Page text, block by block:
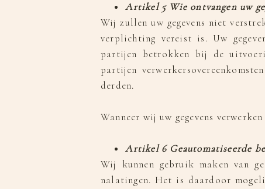
Artikel 5 Wie ontvangen uw
Wij zullen uw gegevens niet
verplichting vereist is. Uw
partijen betrokken bij de
partijen
derden.
Wanneer wij uw gegevens
Artikel 6 Geautomatiseerde
Wij kunnen gebruik maken van
nalatingen. Het is daardoor